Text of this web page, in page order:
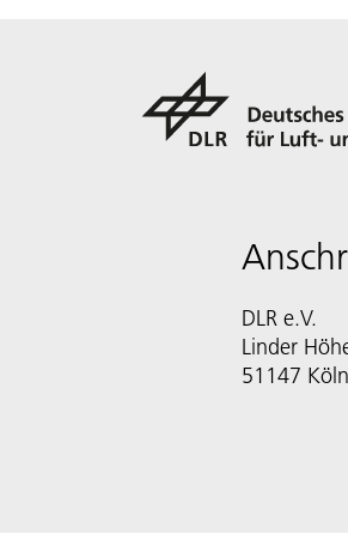
DLR e.V.
Linder
51147 Köln